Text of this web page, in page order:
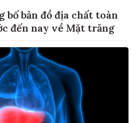
bố bản đồ địa chất toàn
đến nay về Mặt trăng